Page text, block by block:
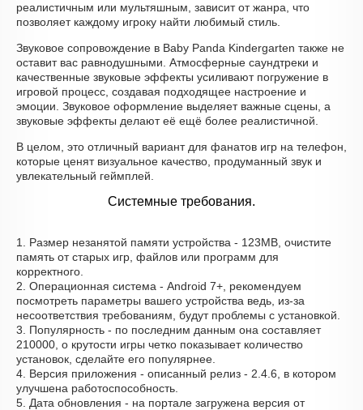
реалистичным или мультяшным, зависит от жанра, что
позволяет каждому игроку найти любимый стиль.
Звуковое сопровождение в Baby Panda Kindergarten также не
оставит вас равнодушными. Атмосферные саундтреки и
качественные звуковые эффекты усиливают погружение в
игровой процесс, создавая подходящее настроение и
эмоции. Звуковое оформление выделяет важные сцены, а
звуковые эффекты делают её ещё более реалистичной.
В целом, это отличный вариант для фанатов игр на телефон,
которые ценят визуальное качество, продуманный звук и
увлекательный геймплей.
Системные требования.
1. Размер незанятой памяти устройства - 123MB, очистите
память от старых игр, файлов или программ для
корректного.
2. Операционная система - Android 7+, рекомендуем
посмотреть параметры вашего устройства ведь, из-за
несоответствия требованиям, будут проблемы с установкой.
3. Популярность - по последним данным она составляет
210000, о крутости игры четко показывает количество
установок, сделайте его популярнее.
4. Версия приложения - описанный релиз - 2.4.6, в котором
улучшена работоспособность.
5. Дата обновления - на портале загружена версия от